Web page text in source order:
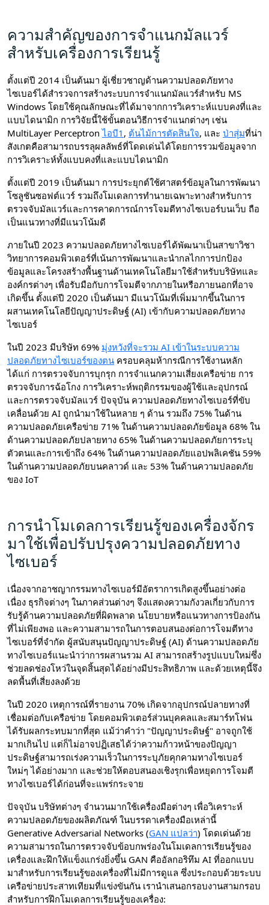
ความสำคัญของการจำแนกมัลแวร์
สำหรับเครื่องการเรียนรู้
ตั้งแต่ปี 2014 เป็นต้นมา ผู้เชี่ยวชาญด้านความปลอดภัยทาง
ไซเบอร์ได้สำรวจการสร้างระบบการจำแนกมัลแวร์สำหรับ MS
Windows โดยใช้คุณลักษณะที่ได้มาจากการวิเคราะห์แบบคงที่และ
แบบไดนามิก การวิจัยนี้ใช้ขั้นตอนวิธีการจำแนกต่างๆ เช่น
MultiLayer Perceptronไอบี1 , ต้นไม้การตัดสินใจ, และ ป่าสุ่มที่น่า
สังเกตคือสามารถบรรลุผลลัพธ์ที่โดดเด่นได้โดยการรวมข้อมูลจาก
การวิเคราะห์ทั้งแบบคงที่และแบบไดนามิก
ตั้งแต่ปี 2019 เป็นต้นมา การประยุกต์ใช้ศาสตร์ข้อมูลในการพัฒนา
โซลูชันซอฟต์แวร์ รวมถึงโมเดลการทำนายเฉพาะทางสำหรับการ
ตรวจจับมัลแวร์และการคาดการณ์การโจมตีทางไซเบอร์บนเว็บ ถือ
เป็นแนวทางที่มีแนวโน้มดี
ภายในปี 2023 ความปลอดภัยทางไซเบอร์ได้พัฒนาเป็นสาขาวิชา
วิทยาการคอมพิวเตอร์ที่เน้นการพัฒนาและนำกลไกการปกป้อง
ข้อมูลและโครงสร้างพื้นฐานด้านเทคโนโลยีมาใช้สำหรับบริษัทและ
องค์กรต่างๆ เพื่อรับมือกับการโจมตีจากภายในหรือภายนอกที่อาจ
เกิดขึ้น ตั้งแต่ปี 2020 เป็นต้นมา มีแนวโน้มที่เพิ่มมากขึ้นในการ
ผสานเทคโนโลยีปัญญาประดิษฐ์ (AI) เข้ากับความปลอดภัยทาง
ไซเบอร์
ในปี 2023 มีบริษัท 69% มุ่งหวังที่จะรวม AI เข้าในระบบความ
ปลอดภัยทางไซเบอร์ของตน ครอบคลุมห้ากรณีการใช้งานหลัก
ได้แก่ การตรวจจับการบุกรุก การจำแนกความเสี่ยงเครือข่าย การ
ตรวจจับการฉ้อโกง การวิเคราะห์พฤติกรรมของผู้ใช้และอุปกรณ์
และการตรวจจับมัลแวร์ ปัจจุบัน ความปลอดภัยทางไซเบอร์ที่ขับ
เคลื่อนด้วย AI ถูกนำมาใช้ในหลาย ๆ ด้าน รวมถึง 75% ในด้าน
ความปลอดภัยเครือข่าย 71% ในด้านความปลอดภัยข้อมูล 68% ใน
ด้านความปลอดภัยปลายทาง 65% ในด้านความปลอดภัยการระบุ
ตัวตนและการเข้าถึง 64% ในด้านความปลอดภัยแอปพลิเคชัน 59%
ในด้านความปลอดภัยบนคลาวด์ และ 53% ในด้านความปลอดภัย
ของ IoT
การนำโมเดลการเรียนรู้ของเครื่องจักร
มาใช้เพื่อปรับปรุงความปลอดภัยทาง
ไซเบอร์
เนื่องจากอาชญากรรมทางไซเบอร์มีอัตราการเกิดสูงขึ้นอย่างต่อ
เนื่อง ธุรกิจต่างๆ ในภาคส่วนต่างๆ จึงแสดงความกังวลเกี่ยวกับการ
รับรู้ด้านความปลอดภัยที่ผิดพลาด นโยบายหรือแนวทางการป้องกัน
ที่ไม่เพียงพอ และความสามารถในการตอบสนองต่อการโจมตีทาง
ไซเบอร์ที่จำกัด ผู้สนับสนุนปัญญาประดิษฐ์ (AI) ด้านความปลอดภัย
ทางไซเบอร์แนะนำว่าการผสานรวม AI สามารถสร้างรูปแบบใหม่ซึ่ง
ช่วยลดช่องโหว่ในจุดสิ้นสุดได้อย่างมีประสิทธิภาพ และด้วยเหตุนี้จึง
ลดพื้นที่เสี่ยงลงด้วย
ในปี 2020 เหตุการณ์ที่รายงาน 70% เกิดจากอุปกรณ์ปลายทางที่
เชื่อมต่อกับเครือข่าย โดยคอมพิวเตอร์ส่วนบุคคลและสมาร์ทโฟน
ได้รับผลกระทบมากที่สุด แม้ว่าคำว่า "ปัญญาประดิษฐ์" อาจถูกใช้
มากเกินไป แต่ก็ไม่อาจปฏิเสธได้ว่าความก้าวหน้าของปัญญา
ประดิษฐ์สามารถเร่งความเร็วในการระบุภัยคุกคามทางไซเบอร์
ใหม่ๆ ได้อย่างมาก และช่วยให้ตอบสนองเชิงรุกเพื่อหยุดการโจมตี
ทางไซเบอร์ได้ก่อนที่จะแพร่กระจาย
ปัจจุบัน บริษัทต่างๆ จำนวนมากใช้เครื่องมือต่างๆ เพื่อวิเคราะห์
ความปลอดภัยของผลิตภัณฑ์ ในบรรดาเครื่องมือเหล่านี้
Generative Adversarial Networks (GAN แปลว่า) โดดเด่นด้วย
ความสามารถในการตรวจจับข้อบกพร่องในโมเดลการเรียนรู้ของ
เครื่องและฝึกให้แข็งแกร่งยิ่งขึ้น GAN คืออัลกอริทึม AI ที่ออกแบบ
มาสำหรับการเรียนรู้ของเครื่องที่ไม่มีการดูแล ซึ่งประกอบด้วยระบบ
เครือข่ายประสาทเทียมที่แข่งขันกัน เรานำเสนอกรอบงานสามกรอบ
สำหรับการฝึกโมเดลการเรียนรู้ของเครื่อง: